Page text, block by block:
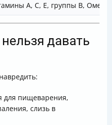
А, С, Е, группы В,
давать
для пищеварения,
слизь в